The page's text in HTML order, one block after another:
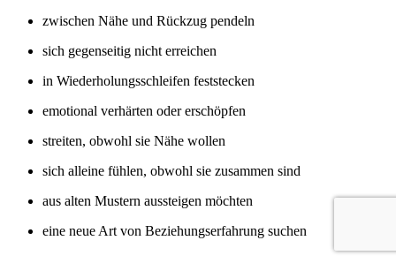
zwischen Nähe und Rückzug pendeln
sich gegenseitig nicht erreichen
in Wiederholungsschleifen feststecken
emotional verhärten oder erschöpfen
streiten, obwohl sie Nähe wollen
sich alleine fühlen, obwohl sie zusammen sind
aus alten Mustern aussteigen möchten
eine neue Art von Beziehungserfahrung suchen